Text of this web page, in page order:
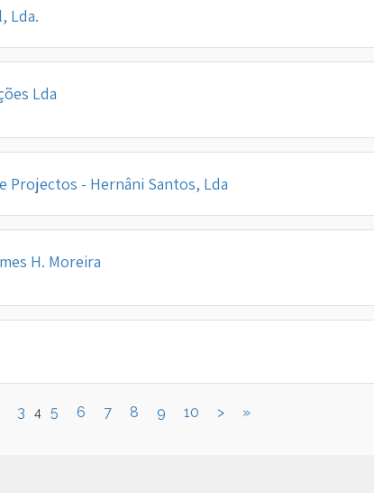
Lda.
Lda
Projectos - Hernâni Santos, Lda
H. Moreira
3 4 5 6 7 8 9 10 > »